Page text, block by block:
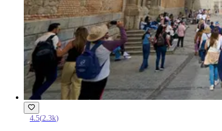
4.5(2.3k)